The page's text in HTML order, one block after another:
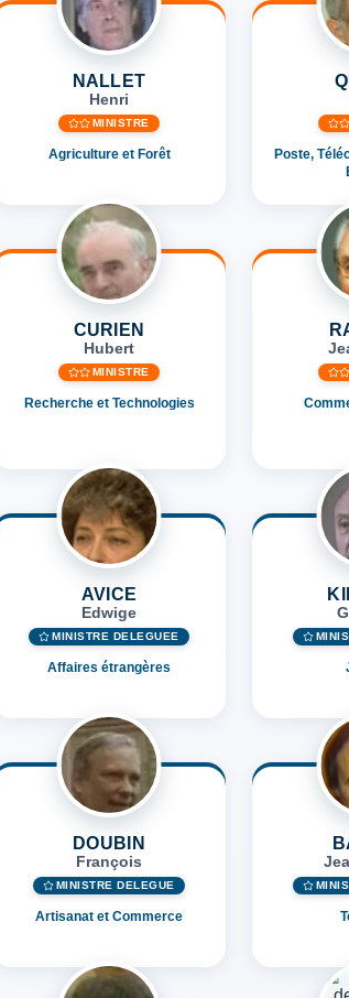
NALLET
Henri
MINISTRE
Agriculture et Forêt
Poste,
CURIEN
Hubert
MINISTRE
Recherche et Technologies
AVICE
Edwige
MINISTRE DÉLÉGUÉE
Affaires étrangères
DOUBIN
François
MINISTRE DÉLÉGUÉ
Artisanat et Commerce